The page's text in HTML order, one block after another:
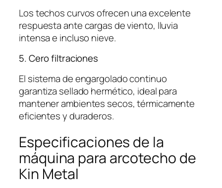
Los techos curvos ofrecen una excelente
respuesta ante cargas de viento, lluvia
intensa e incluso nieve.
5. Cero filtraciones
El sistema de engargolado continuo
garantiza sellado hermético, ideal para
mantener ambientes secos, térmicamente
eficientes y duraderos.
Especificaciones de la
máquina para arcotecho de
Kin Metal